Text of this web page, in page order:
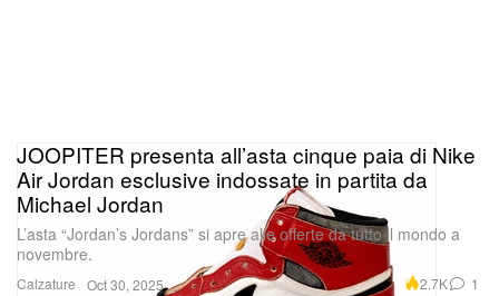
Calzature
JOOPITER presenta all’asta cinque paia di Nike
Air Jordan esclusive indossate in partita da
Michael Jordan
L’asta “Jordan’s Jordans” si apre alle offerte da tutto il mondo a
novembre.
Oct 30, 2025 2.7K 1